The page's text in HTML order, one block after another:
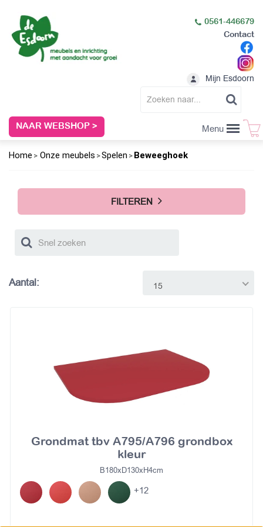
NAAR WEBSHOP >
0561-446679
Contact
Mijn Esdoorn
Menu
Home Onze meubels Spelen Beweeghoek
FILTEREN
Aantal: 15
Grondmat tbv A795/A796 grondbox
kleur
B180xD130xH4cm
+12